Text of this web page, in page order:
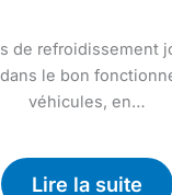
de refroidissement
le bon
véhicules, en…
Lire la suite